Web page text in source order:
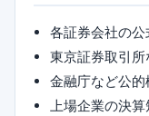
各証券会社の公
東京証券取引
金融庁など公
上場企業の決